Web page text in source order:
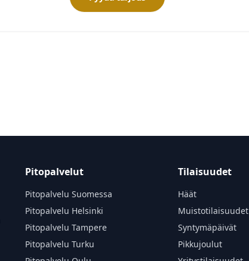
Pitopalvelut
Pitopalvelu Suomessa
Pitopalvelu Helsinki
Pitopalvelu Tampere
Pitopalvelu Turku
Tilaisuudet
Häät
Muistotilaisuudet
Syntymäpäivät
Pikkujoulut